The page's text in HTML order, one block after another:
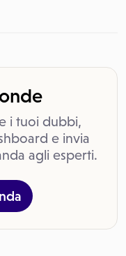
i tuoi dubbi,
e invia
agli esperti.